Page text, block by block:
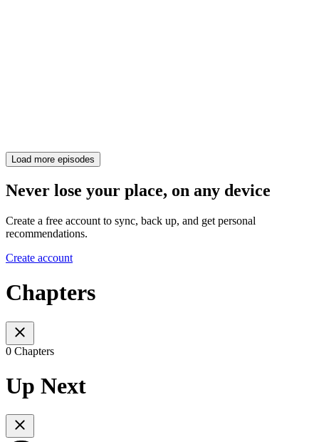
Load more episodes
Never lose your place, on any device
Create a free account to sync, back up, and get personal
recommendations.
Create account
Chapters
0 Chapters
Up Next